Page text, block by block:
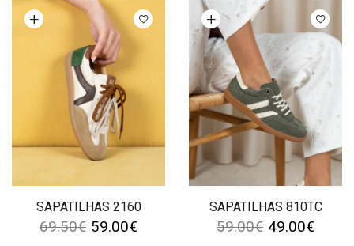
SAPATILHAS 2160
opções
69.50€ 59.00€
SAPATILHAS 810TC
Ver opções
59.00€ 49.00€